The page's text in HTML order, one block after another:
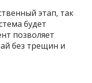
этап, так
будет
позволяет
без трещин и